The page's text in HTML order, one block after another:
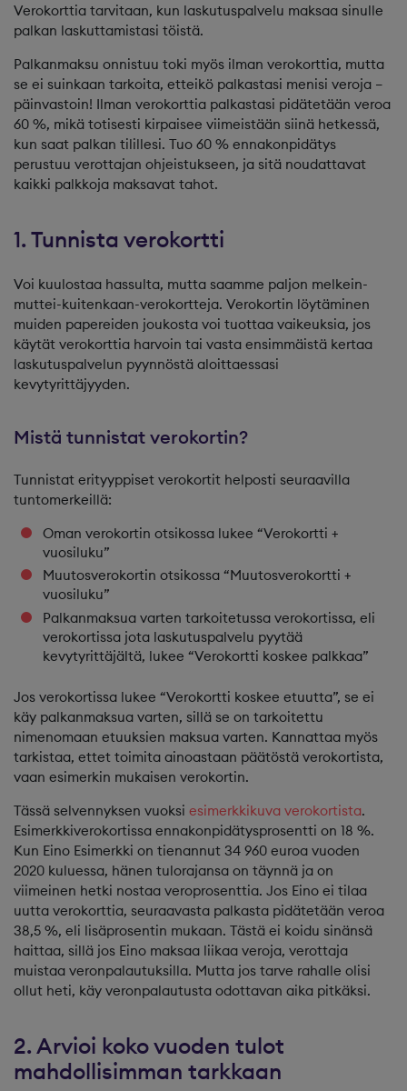
Verokorttia tarvitaan, kun laskutuspalvelu maksaa sinulle
palkan laskuttamistasi töistä.
Palkanmaksu onnistuu toki myös ilman verokorttia, mutta
se ei suinkaan tarkoita, etteikö palkastasi menisi veroja –
päinvastoin! Ilman verokorttia palkastasi pidätetään veroa
60 %, mikä totisesti kirpaisee viimeistään siinä hetkessä,
kun saat palkan tilillesi. Tuo 60 % ennakonpidätys
perustuu verottajan ohjeistukseen, ja sitä noudattavat
kaikki palkkoja maksavat tahot.
1. Tunnista verokortti
Voi kuulostaa hassulta, mutta saamme paljon melkein-
muttei-kuitenkaan-verokortteja. Verokortin löytäminen
muiden papereiden joukosta voi tuottaa vaikeuksia, jos
käytät verokorttia harvoin tai vasta ensimmäistä kertaa
laskutuspalvelun pyynnöstä aloittaessasi
kevytyrittäjyyden.
Mistä tunnistat verokortin?
Tunnistat erityyppiset verokortit helposti seuraavilla
tuntomerkeillä:
Oman verokortin otsikossa lukee “Verokortti +
vuosiluku”
Muutosverokortin otsikossa “Muutosverokortti +
vuosiluku”
Palkanmaksua varten tarkoitetussa verokortissa, eli
verokortissa jota laskutuspalvelu pyytää
kevytyrittäjältä, lukee “Verokortti koskee palkkaa”
Jos verokortissa lukee “Verokortti koskee etuutta”, se ei
käy palkanmaksua varten, sillä se on tarkoitettu
nimenomaan etuuksien maksua varten. Kannattaa myös
tarkistaa, ettet toimita ainoastaan päätöstä verokortista,
vaan esimerkin mukaisen verokortin.
Tässä selvennyksen vuoksi esimerkkikuva verokortista.
Esimerkkiverokortissa ennakonpidätysprosentti on 18 %.
Kun Eino Esimerkki on tienannut 34 960 euroa vuoden
2020 kuluessa, hänen tulorajansa on täynnä ja on
viimeinen hetki nostaa veroprosenttia. Jos Eino ei tilaa
uutta verokorttia, seuraavasta palkasta pidätetään veroa
38,5 %, eli lisäprosentin mukaan. Tästä ei koidu sinänsä
haittaa, sillä jos Eino maksaa liikaa veroja, verottaja
muistaa veronpalautuksilla. Mutta jos tarve rahalle olisi
ollut heti, käy veronpalautusta odottavan aika pitkäksi.
2. Arvioi koko vuoden tulot
mahdollisimman tarkkaan